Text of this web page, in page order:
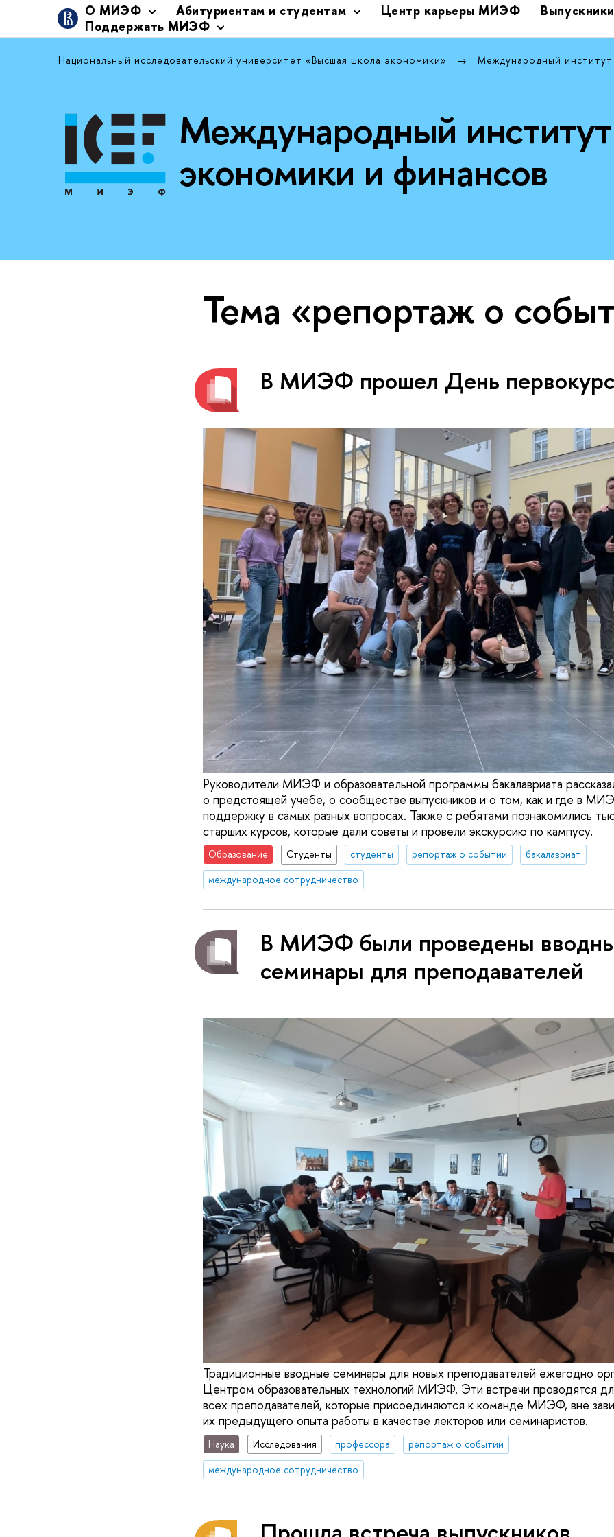
О МИЭФ Абитуриентам и студентам Центр карьеры МИЭФ
Выпускники
Поддержать МИЭФ
Национальный исследовательский университет «Высшая школа экономики» Международный
Международный институт
экономики и финансов
Тема «репортаж о
В МИЭФ прошел День
Руководители МИЭФ и образовательной программы бакалавриата
о предстоящей учебе, о сообществе выпускников и о том, как и где в
поддержку в самых разных вопросах. Также с ребятами познакомились
старших курсов, которые дали советы и провели экскурсию по кампусу.
Образование Студенты студенты репортаж о событии
бакалавриат
международное сотрудничество
В МИЭФ были проведены
семинары для преподавателей
Традиционные вводные семинары для новых преподавателей ежегодно
Центром образовательных технологий МИЭФ. Эти встречи проводятся
всех преподавателей, которые присоединяются к команде МИЭФ, вне
их предыдущего опыта работы в качестве лекторов или семинаристов.
Наука Исследования профессора
репортаж о событии
международное сотрудничество